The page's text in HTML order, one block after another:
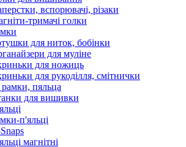
вспорювачі, різаки
тримачі голки
для ниток, бобінки
для муліне
для ножиць
для рукоділля, смітнички
пяльца
для вишивки
п'яльці
магнітні